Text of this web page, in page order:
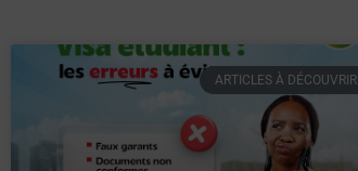
ARTICLES À DÉCOUVRIR